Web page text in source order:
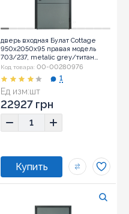
дверь входная Булат Cottage
950x2050x95 правая модель
703/237, metalic grey/титан
(0030)
Код товара: 00-00280976
Ед изм:шт
1
22927 грн